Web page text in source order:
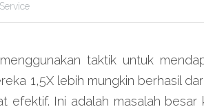
taktik untuk
1,5X lebih mungkin berhasil
efektif. Ini adalah masalah